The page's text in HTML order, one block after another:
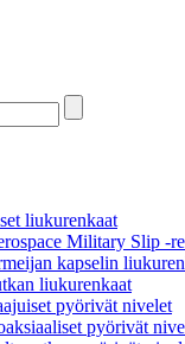
liukurenkaat
Military Slip -
kapselin
liukurenkaat
pyörivät nivelet
pyörivät